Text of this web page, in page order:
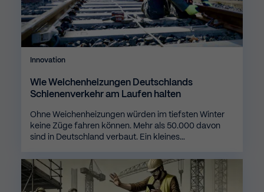
Innovation
Wie Weichenheizungen Deutschlands
Schienenverkehr am Laufen halten
Ohne Weichenheizungen würden im tiefsten Winter
keine Züge fahren können. Mehr als 50.000 davon
sind in Deutschland verbaut. Ein kleines…